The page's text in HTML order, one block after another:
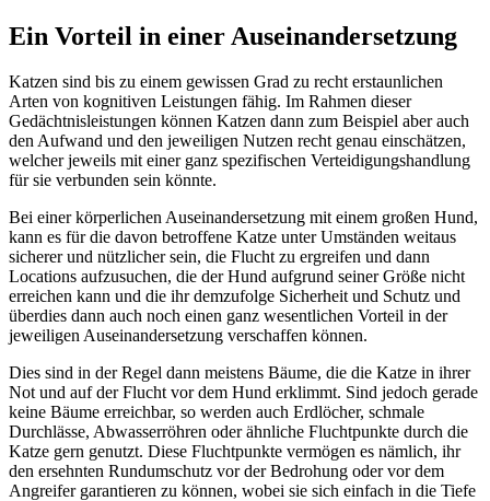
Ein Vorteil in einer Auseinandersetzung
Katzen sind bis zu einem gewissen Grad zu recht erstaunlichen
Arten von kognitiven Leistungen fähig. Im Rahmen dieser
Gedächtnisleistungen können Katzen dann zum Beispiel aber auch
den Aufwand und den jeweiligen Nutzen recht genau einschätzen,
welcher jeweils mit einer ganz spezifischen Verteidigungshandlung
für sie verbunden sein könnte.
Bei einer körperlichen Auseinandersetzung mit einem großen Hund,
kann es für die davon betroffene Katze unter Umständen weitaus
sicherer und nützlicher sein, die Flucht zu ergreifen und dann
Locations aufzusuchen, die der Hund aufgrund seiner Größe nicht
erreichen kann und die ihr demzufolge Sicherheit und Schutz und
überdies dann auch noch einen ganz wesentlichen Vorteil in der
jeweiligen Auseinandersetzung verschaffen können.
Dies sind in der Regel dann meistens Bäume, die die Katze in ihrer
Not und auf der Flucht vor dem Hund erklimmt. Sind jedoch gerade
keine Bäume erreichbar, so werden auch Erdlöcher, schmale
Durchlässe, Abwasserröhren oder ähnliche Fluchtpunkte durch die
Katze gern genutzt. Diese Fluchtpunkte vermögen es nämlich, ihr
den ersehnten Rundumschutz vor der Bedrohung oder vor dem
Angreifer garantieren zu können, wobei sie sich einfach in die Tiefe